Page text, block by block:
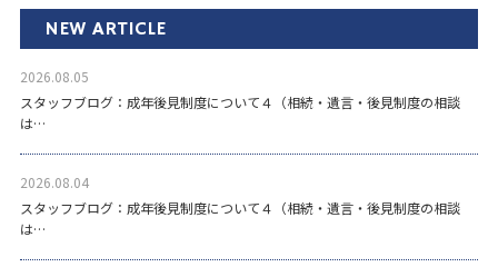
NEW ARTICLE
2026.08.05
スタッフブログ：成年後見制度について４（相続・遺言・後見制度の相談
は…
2026.08.04
スタッフブログ：成年後見制度について４（相続・遺言・後見制度の相談
は…